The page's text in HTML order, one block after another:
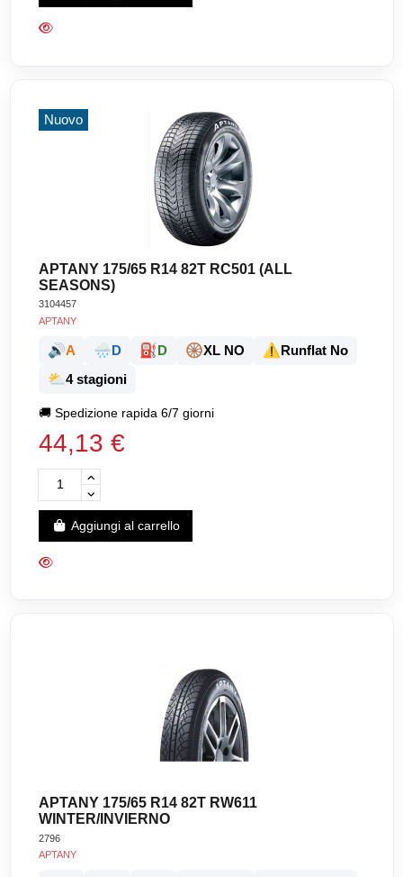
Nuovo
APTANY 175/65 R14 82T RC501 (ALL
SEASONS)
3104457
APTANY
🔊A 🌧️D ⛽D 🛞XL NO ⚠️Runflat No
⛅4 stagioni
🚚Spedizione rapida 6/7 giorni
44,13 €
Aggiungi al carrello
APTANY 175/65 R14 82T RW611
WINTER/INVIERNO
2796
APTANY